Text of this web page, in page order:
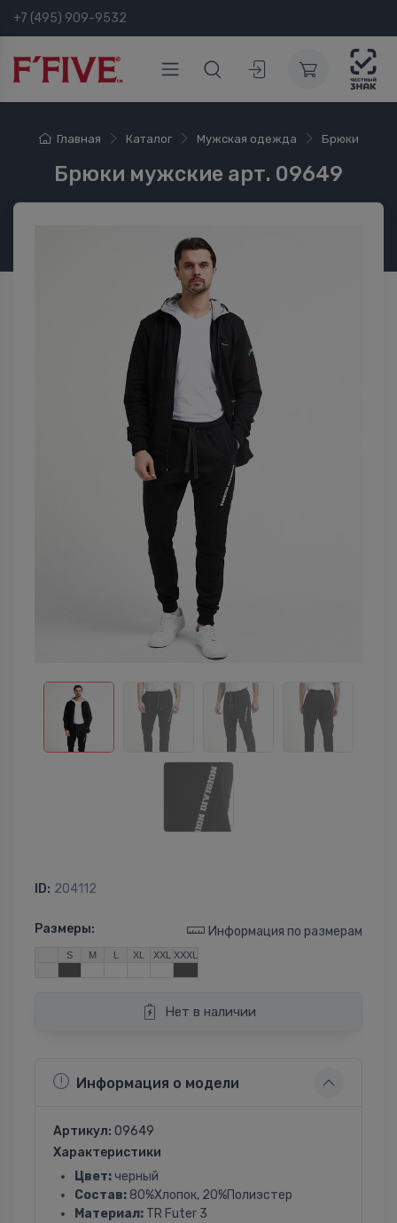
+7 (495) 909-9532
Главная Каталог Мужская одежда Брюки
Брюки мужские арт. 09649
ID: 204112
Размеры: Информация по размерам
S M L XL XXL XXXL
Нет в наличии
Информация о модели
Артикул: 09649
Характеристики
Цвет: черный
Состав: 80%Хлопок, 20%Полиэстер
Материал: TR Futer 3